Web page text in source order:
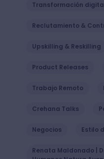
Transformación
Reclutamiento &
Upskilling & Reskilling
Product Releases
Trabajo Remoto
Crehana Talks
Negocios Estilo
Renata Maldonado |